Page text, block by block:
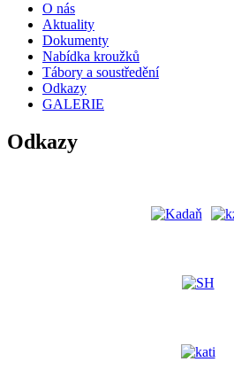
O nás
Aktuality
Dokumenty
Nabídka kroužků
Tábory a soustředění
Odkazy
GALERIE
Odkazy